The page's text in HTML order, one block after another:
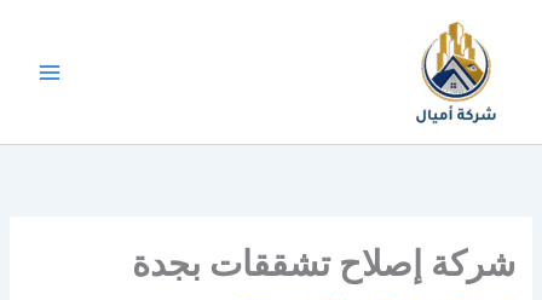
المحتوى
شركة إصلاح تشققات بجدة